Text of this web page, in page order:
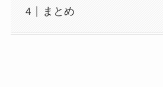
まとめ